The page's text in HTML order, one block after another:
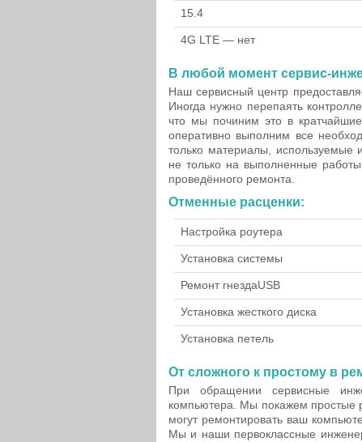
15.4
4G LTE — нет
В любой момент сервис-
Наш сервисный центр
Иногда нужно перепаять
что мы починим это в
оперативно выполним все
только материалы, используемые
не только на выполненные
проведённого ремонта.
Отменные расценки:
Настройка роутера
Установка системы
Ремонт гнездаUSB
Установка жесткого диска
Установка петель
От сложного к простому в
При обращении сервисные
компьютера. Мы покажем простые
могут ремонтировать ваш
Мы и наши первоклассные